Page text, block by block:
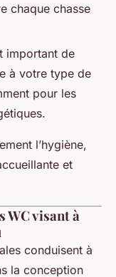
chaque chasse
important de
à votre type de
pour les
l’hygiène,
et
WC visant à
conduisent à
la conception